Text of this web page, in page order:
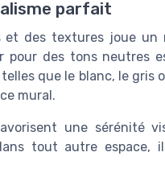
parfait
et des textures joue un
pour des tons neutres
que le blanc, le gris
mural.
une sérénité
tout autre espace,